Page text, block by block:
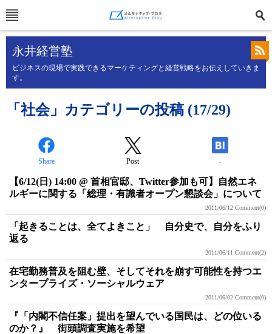
永井経営塾
ビジネスの現場で実践できるマーケティングと経営戦略をお伝えしていきま
す。
「社会」カテゴリーの投稿 (17/29)
Share Post -
【6/12(日) 14:00 @ 首相官邸、Twitter参加も可】自然エネ
ルギーに関する「総理・有識者オープン懇談会」について
2011/06/12 Comment(0)
「起きることは、全てよきこと」 自分史で、自分をふり
返る
2011/06/11 Comment(2)
在宅勤務普及を阻む壁、そしてそれを崩す可能性を持つエ
ンタープライズ・ソーシャルウェア
2011/06/02 Comment(0)
『「内閣不信任案」提出を望んでいる国民は、どの位いる
のか？』 街頭調査実施を希望